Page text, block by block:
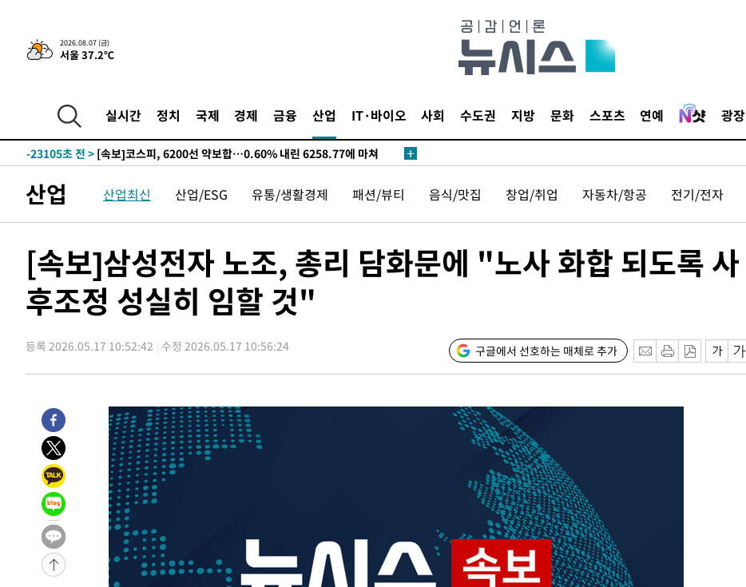
2026.08.07 (금)
서울 37.2℃
실시간 정치 국제 경제 금융 산업 IT·바이오 사회 수도권 지방 문화 스포츠 연예 광장
갈 수도
-29003초 전 >낮 최고 37도 찜통더위…곳곳 소나기·강원 많은 비[내일날씨]
-27309초 전 > SK하이닉스, 용인·청주 팹에 54조 투자…"AI 메모리 수요 선제 대
-23418초 전 >
외국인 심판 성 접대 7경기 들여다보니…한국 축구 '5승 2무'
-23152초 전 >
-23105초 전 > [속보]코스피, 6200선 약보합…0.60% 내린 6258.77에 마쳐
-22974초 전 >
[속보] 노원서 40.1도 관측…서울, 2018년 이후 첫 40도
-20064초 전 >[속보]종합특검, '계엄 수용공간 확보' 신용해 前교정본부장 기소
-18908초 전 >
11시간 압수수색에 성접대 파문까지…'쑥대밭' 된 축구협회
-17930초 전 >[속보]규제합리화위원회 부위원장에 김태유 서울대 공대 교수…이
병태 후임
-14288초 전 >[속보]국힘 윤리위, '돌려차기 발언' 진종오·서범수 징계 절차 개시
-6773초 전 >[속보]'채상병 순직 책임' 임성근, 항소심도 징역 3년
-6639초 전 >[속보]종합특검, '관저이전 봐주기 감사' 유병호 구속기소
-31125초 전 >
"낮 기온 소폭 하락"…수도권 폭염중대경보, 폭염경보로 하향
-31089초 전 >
[속보]이 대통령, '호우피해' 안동·의성 관할 4개 면 특별재난지역
선포
-31052초 전 >
[단독]중수청 지원 검사들, 정원 초과 시 낮은 계급 임용…희망지 못
갈 수도
-29023초 전 >
낮 최고 37도 찜통더위…곳곳 소나기·강원 많은 비[내일날씨]
-27329초 전 >
SK하이닉스, 용인·청주 팹에 54조 투자…"AI 메모리 수요 선제 대
응"
-24185초 전 >
여자배구 이재영·이다영 자매, 아제르바이잔 투란VC 입단
-23438초 전 >
외국인 심판 성 접대 7경기 들여다보니…한국 축구 '5승 2무'
-23172초 전 >
[속보]코스닥, 2.86포인트(0.36%) 내린 798.81마감
산업 산업최신 산업/ESG 유통/생활경제 패션/뷰티 음식/맛집 창업/취업 자동차/항공 전기/전자
[속보]삼성전자 노조, 총리 담화문에 "노사 화합 되도록 사
후조정 성실히 임할 것"
등록 2026.05.17 10:52:42 수정 2026.05.17 10:56:24 구글에서 선호하는 매체로 추가